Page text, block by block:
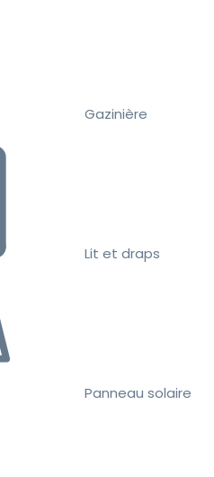
Gazinière
Lit et draps
Panneau solaire